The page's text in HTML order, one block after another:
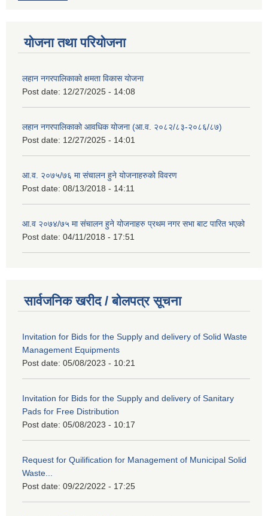
योजना तथा परियोजना
लहान नगरपालिकाको क्षमता विकास योजना
Post date: 12/27/2025 - 14:08
लहान नगरपालिकाको आवधिक योजना (आ.व. २०८२/८३-२०८६/८७)
Post date: 12/27/2025 - 14:01
आ.व. २०७५/७६ मा संचालन हुने योजनाहरुको विवरण
Post date: 08/13/2018 - 14:11
आ.व २०७४/७५ मा संचालन हुने योजनाहरु प्रथम नगर सभा बाट पारित भएको
Post date: 04/11/2018 - 17:51
सार्वजनिक खरीद / बोलपत्र सूचना
Invitation for Bids for the Supply and delivery of Solid Waste
Management Equipments
Post date: 05/08/2023 - 10:21
Invitation for Bids for the Supply and delivery of Sanitary
Pads for Free Distribution
Post date: 05/08/2023 - 10:17
Request for Quilification for Management of Municipal Solid
Waste...
Post date: 09/22/2022 - 17:25